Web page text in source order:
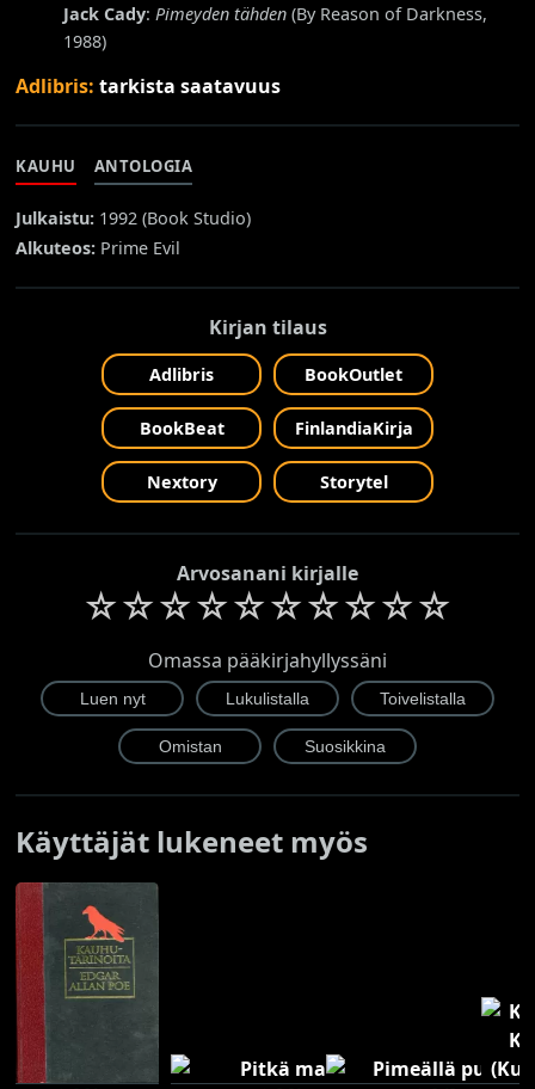
Jack Cady: Pimeyden tähden (By Reason of Darkness,
1988)
Adlibris:tarkista saatavuus
KAUHU ANTOLOGIA
Julkaistu: 1992 (Book Studio)
Alkuteos: Prime Evil
Kirjan tilaus
Adlibris BookOutlet
BookBeat FinlandiaKirja
Nextory Storytel
Arvosanani kirjalle
☆☆☆☆☆☆☆☆☆☆
Omassa pääkirjahyllyssäni
Käyttäjät lukeneet myös